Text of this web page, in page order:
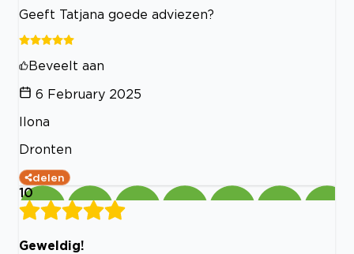
Geeft Tatjana goede adviezen?
Beveelt aan
6 February 2025
Ilona
Dronten
delen
10
Geweldig!